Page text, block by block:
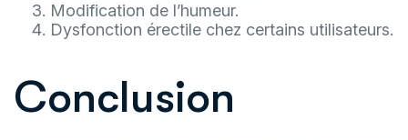
Modification de l’humeur.
Dysfonction érectile chez certains utilisateurs.
Conclusion